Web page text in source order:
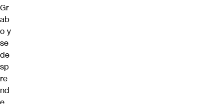
Gr
ab
o y
se
de
sp
re
nd